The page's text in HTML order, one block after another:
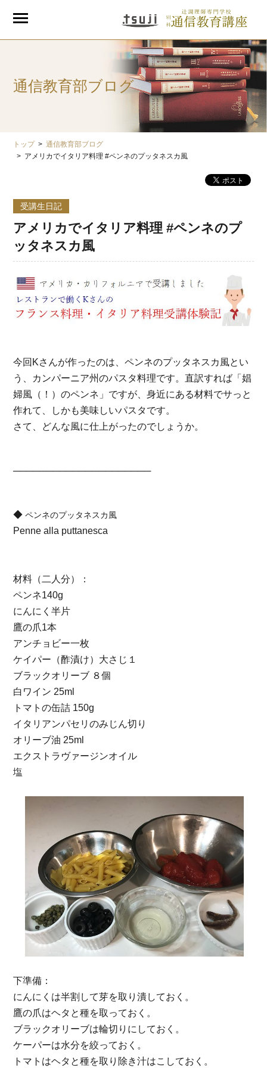
通信教育部ブログ
トップ
通信教育部ブログ
アメリカでイタリア料理 #ペンネのプッタネスカ風
受講生日記
アメリカでイタリア料理 #ペンネのプ
ッタネスカ風
今回Kさんが作ったのは、ペンネのプッタネスカ風とい
う、カンパーニア州のパスタ料理です。直訳すれば「娼
婦風 （！）のペンネ」ですが、身近にある材料でサっと
作れて、しかも美味しいパスタです。
さて、どんな風に仕上がったのでしょうか。
─────────────────────
◆ペンネのプッタネスカ⾵
Penne alla puttanesca
材料（⼆⼈分）：
ペンネ140g
にんにく半⽚
鷹の⽖1本
アンチョビー⼀枚
ケイパー（酢漬け）⼤さじ１
ブラックオリーブ ８個
⽩ワイン 25ml
トマトの⽸詰 150g
イタリアンパセリのみじん切り
オリーブ油 25ml
エクストラヴァージンオイル
塩
下準備：
にんにくは半割して芽を取り潰しておく。
鷹の⽖はヘタと種を取っておく。
ブラックオリーブは輪切りにしておく。
ケーパーは⽔分を絞っておく。
トマトはヘタと種を取り除き汁はこしておく。